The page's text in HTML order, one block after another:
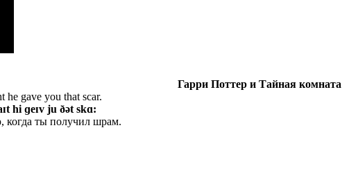
Гарри Поттер и Тайная комната
he gave you that scar.
hi ɡeɪv ju ðət skɑ:
когда ты получил шрам.